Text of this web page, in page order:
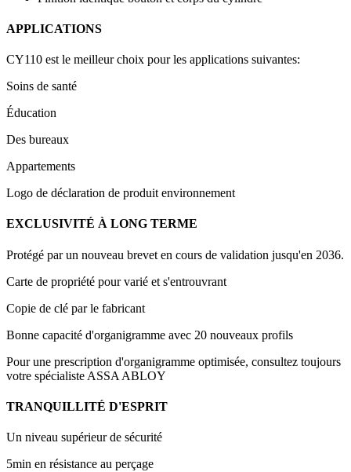
APPLICATIONS
CY110 est le meilleur choix pour les applications suivantes:
Soins de santé
Éducation
Des bureaux
Appartements
Logo de déclaration de produit environnement
EXCLUSIVITÉ À LONG TERME
Protégé par un nouveau brevet en cours de validation jusqu'en 2036.
Carte de propriété pour varié et s'entrouvrant
Copie de clé par le fabricant
Bonne capacité d'organigramme avec 20 nouveaux profils
Pour une prescription d'organigramme optimisée, consultez toujours
votre spécialiste ASSA ABLOY
TRANQUILLITÉ D'ESPRIT
Un niveau supérieur de sécurité
5min en résistance au perçage